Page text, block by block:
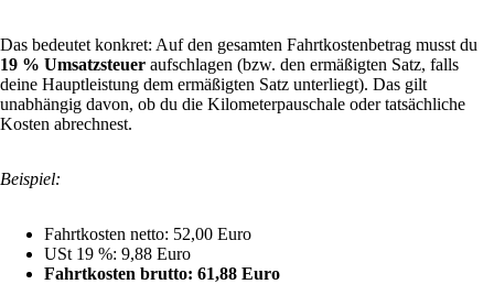
Das bedeutet konkret: Auf den gesamten Fahrtkostenbetrag musst du
19 % Umsatzsteuer aufschlagen (bzw. den ermäßigten Satz, falls
deine Hauptleistung dem ermäßigten Satz unterliegt). Das gilt
unabhängig davon, ob du die Kilometerpauschale oder tatsächliche
Kosten abrechnest.
Beispiel:
Fahrtkosten netto: 52,00 Euro
USt 19 %: 9,88 Euro
Fahrtkosten brutto: 61,88 Euro